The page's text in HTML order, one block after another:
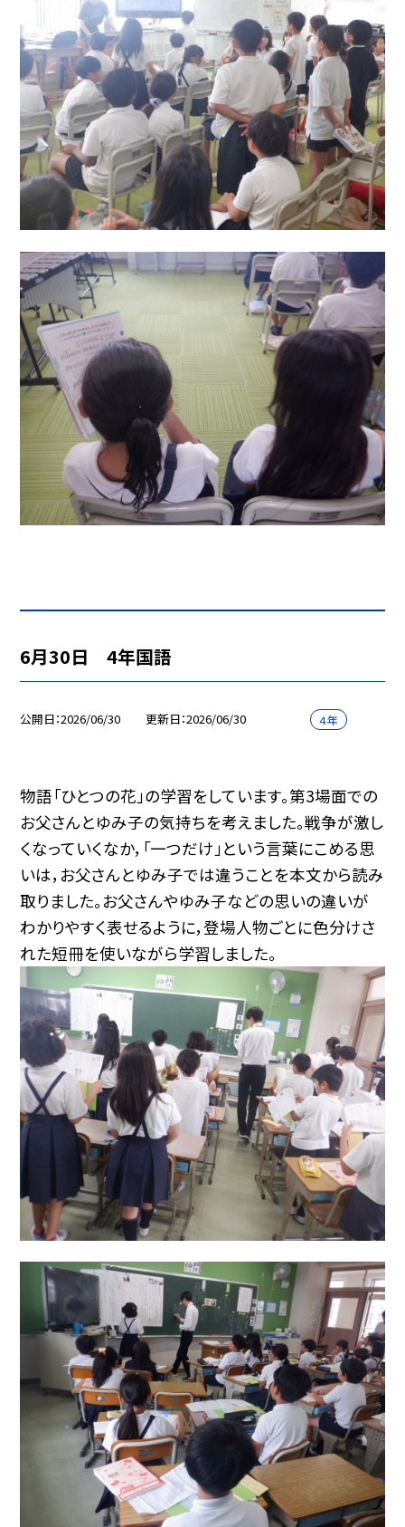
6月30日 4年国語
公開日 2026/06/30 更新日 2026/06/30 ４年
物語「ひとつの花」の学習をしています。第3場面での
お父さんとゆみ子の気持ちを考えました。戦争が激し
くなっていくなか，「一つだけ」という言葉にこめる思
いは，お父さんとゆみ子では違うことを本文から読み
取りました。お父さんやゆみ子などの思いの違いが
わかりやすく表せるように，登場人物ごとに色分けさ
れた短冊を使いながら学習しました。